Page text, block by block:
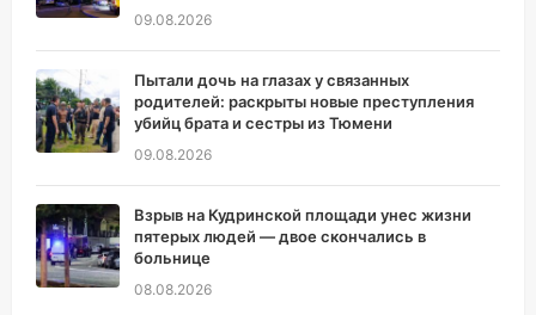
09.08.2026
Пытали дочь на глазах у связанных
родителей: раскрыты новые преступления
убийц брата и сестры из Тюмени
09.08.2026
Взрыв на Кудринской площади унес жизни
пятерых людей — двое скончались в
больнице
08.08.2026